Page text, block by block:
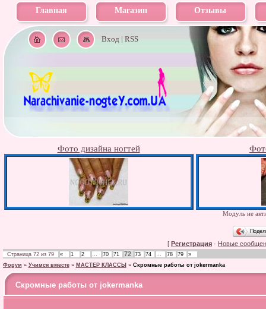
Главная Магазин Отзывы
Вход| RSS
Фото дизайна ногтей
Модуль не
[ Регистрация · Новые
Страница 72из 79 « 1 2 … 70 71 72 73 74 … 78 79
»
Форум » Учимся вместе » МАСТЕР КЛАССЫ » Скромные работы от jokermanka
Скромные работы от jokermanka